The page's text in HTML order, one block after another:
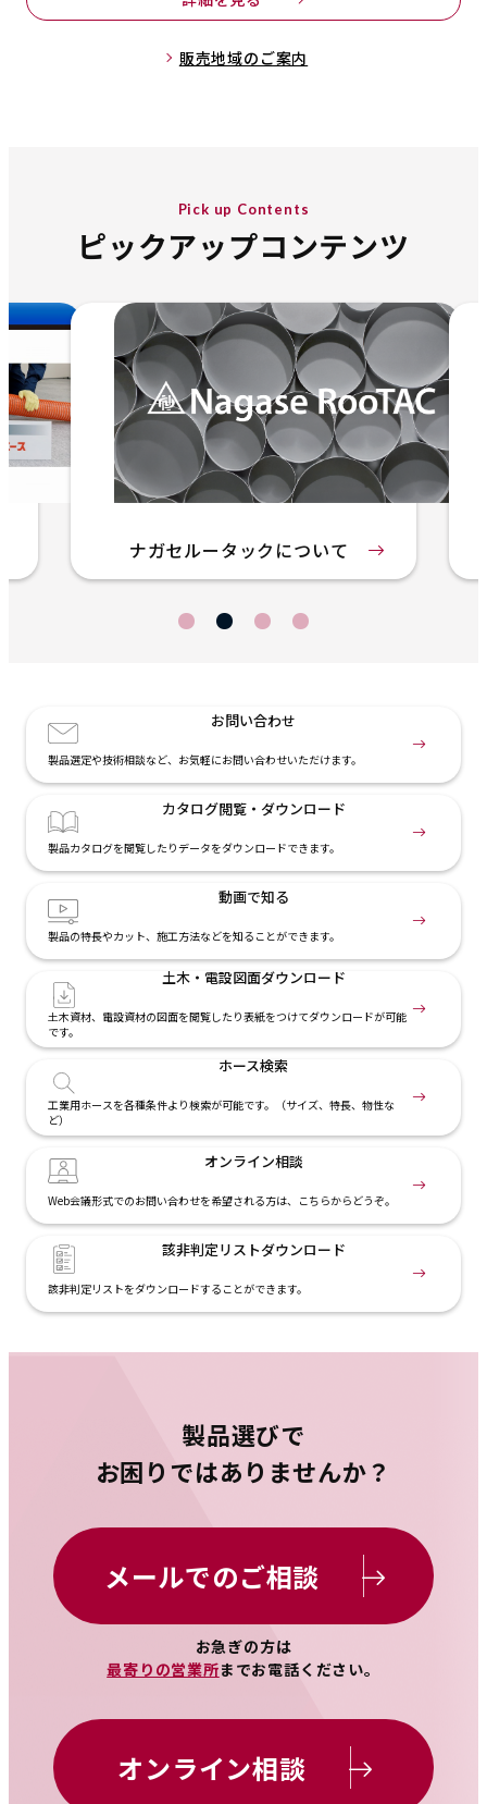
販売地域のご案内
Pick up Contents
ピックアップコンテンツ
ナガセルータックについて
お問い合わせ
製品選定や技術相談など、お気軽にお問い合わせいただけます。
カタログ閲覧・ ダウンロード
製品カタログを閲覧したりデータをダウンロードできます。
動画で知る
製品の特長やカット、施工方法などを知ることができます。
土木・電設図面ダウンロード
土木資材、電設資材の図面を閲覧したり表紙をつけてダウンロードが可能
です。
ホース検索
工業用ホースを各種条件より検索が可能です。（サイズ、特長、物性な
ど）
オンライン相談
Web会議形式でのお問い合わせを希望される方は、こちらからどうぞ。
該非判定リストダウンロード
該非判定リストをダウンロードすることができます。
製品選びで
お困りではありませんか？
メールでのご相談
お急ぎの方は
最寄りの営業所までお電話ください。
オンライン相談